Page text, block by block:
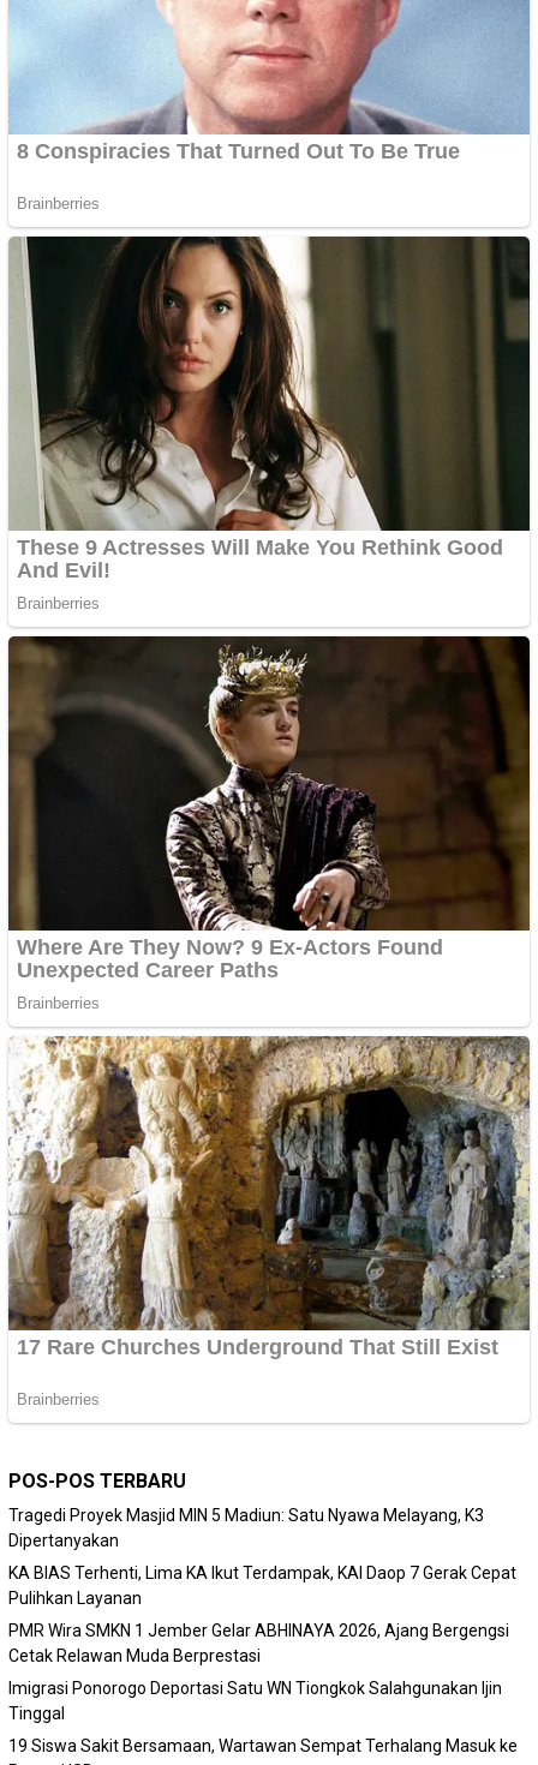
POS-POS TERBARU
Tragedi Proyek Masjid MIN 5 Madiun: Satu Nyawa Melayang, K3
Dipertanyakan
KA BIAS Terhenti, Lima KA Ikut Terdampak, KAI Daop 7 Gerak Cepat
Pulihkan Layanan
PMR Wira SMKN 1 Jember Gelar ABHINAYA 2026, Ajang Bergengsi
Cetak Relawan Muda Berprestasi
Imigrasi Ponorogo Deportasi Satu WN Tiongkok Salahgunakan Ijin
Tinggal
19 Siswa Sakit Bersamaan, Wartawan Sempat Terhalang Masuk ke